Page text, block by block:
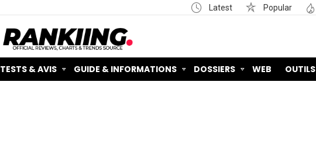
Latest Popular
TESTS & AVIS GUIDE & INFORMATIONS DOSSIERS WEB OUTILS